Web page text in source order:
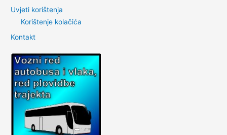
Uvjeti korištenja
Korištenje kolačića
Kontakt